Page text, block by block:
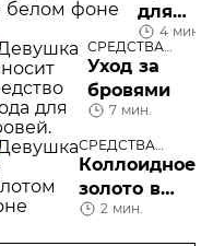
для
ухода
кожей
после
бритья
4 мин.
СРЕДСТВА
УХОДА
Уход за
бровями
7 мин.
СРЕДСТВА
УХОДА
Коллоидное
золото в
косметике
2 мин.